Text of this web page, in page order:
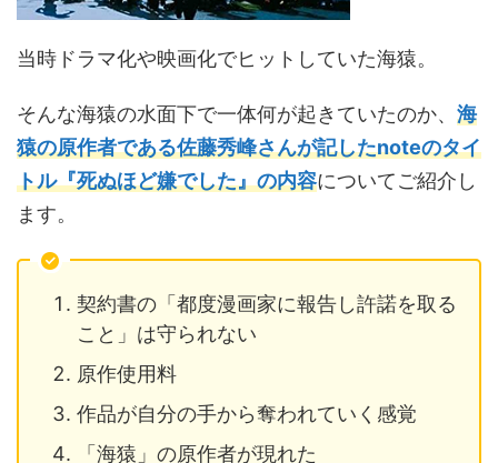
当時ドラマ化や映画化でヒットしていた海猿。
そんな海猿の水面下で一体何が起きていたのか、 海
猿の原作者である佐藤秀峰さんが記したnoteのタイ
トル『死ぬほど嫌でした』の内容についてご紹介し
ます。
契約書の「都度漫画家に報告し許諾を取る
こと」は守られない
原作使用料
作品が自分の手から奪われていく感覚
「海猿」の原作者が現れた